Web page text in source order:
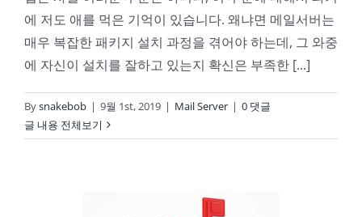
에 저도 애를 먹은 기억이 있습니다. 왜냐면 메일서버는
매우 복잡한 패키지 설치 과정을 겪어야 하는데, 그 와중
에 자신이 설치를 잘하고 있는지 확신은 부족한 [...]
Bysnakebob | 9월 1st, 2019 | Mail Server | 0 댓글
글 내용 전체보기